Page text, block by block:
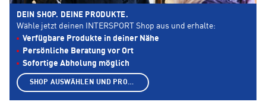
DEIN SHOP. DEINE PRODUKTE.
Wähle jetzt deinen INTERSPORT Shop aus und erhalte:
Verfügbare Produkte in deiner Nähe
Persönliche Beratung vor Ort
Sofortige Abholung möglich
SHOP AUSWÄHLEN UND PRODUKTE ANZEIGEN